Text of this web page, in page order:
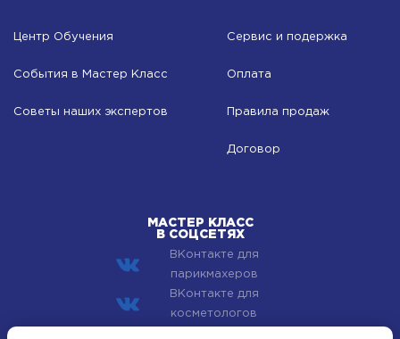
Центр Обучения
События в Мастер Класс
Советы наших экспертов
Сервис и подержка
Оплата
Правила продаж
Договор
МАСТЕР КЛАСС
В СОЦСЕТЯХ
ВКонтакте для
парикмахеров
ВКонтакте для
косметологов